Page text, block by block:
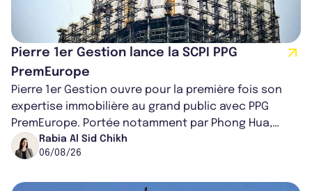
Pierre 1er Gestion lance la SCPI PPG
PremEurope
Pierre 1er Gestion ouvre pour la première fois son
expertise immobilière au grand public avec PPG
PremEurope. Portée notamment par Phong Hua,
ancien directeur des investissements d...
Rabia Al Sid Chikh
06/08/26